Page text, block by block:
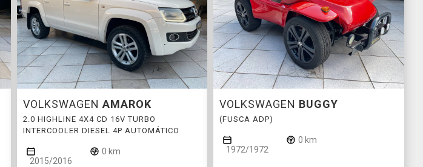
VOLKSWAGEN AMAROK
2.0 HIGHLINE 4X4 CD 16V TURBO
INTERCOOLER DIESEL 4P AUTOMÁTICO
2015/2016
0 km
VOLKSWAGEN BUGGY
(FUSCA ADP)
1972/1972
0 km